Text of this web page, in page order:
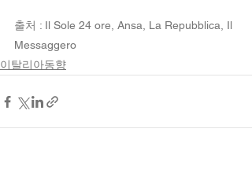
출처 : Il Sole 24 ore, Ansa, La Repubblica, Il
Messaggero
이탈리아동향